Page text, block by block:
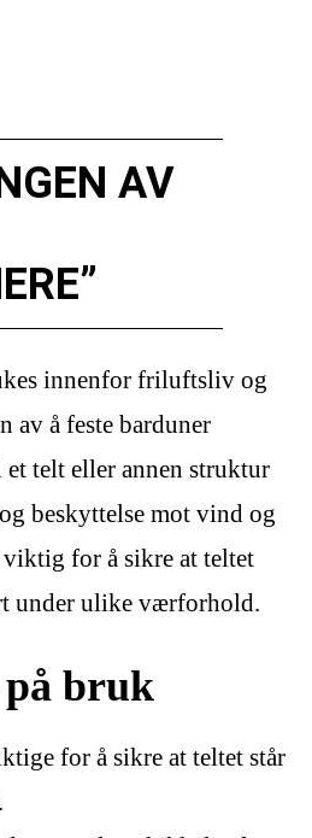
AV
innenfor friluftsliv og
av å feste barduner
telt eller annen struktur
beskyttelse mot vind og
for å sikre at teltet
under ulike værforhold.
bruk
for å sikre at teltet står